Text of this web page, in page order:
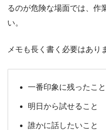
るのが危険な場面では、作
い。
メモも長く書く必要はあり
一番印象に残ったこと
明日から試せること
誰かに話したいこと